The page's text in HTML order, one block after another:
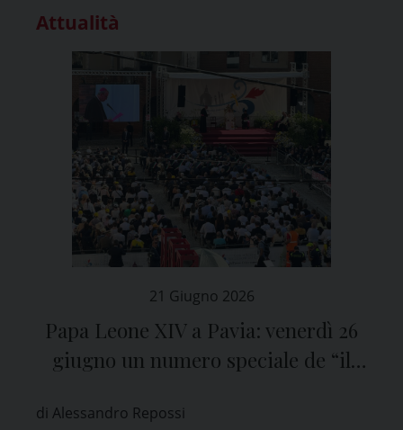
Attualità
21 Giugno 2026
Papa Leone XIV a Pavia: venerdì 26
giugno un numero speciale de “il
di Alessandro Repossi